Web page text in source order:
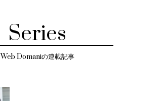
Series
Web Domaniの連載記事